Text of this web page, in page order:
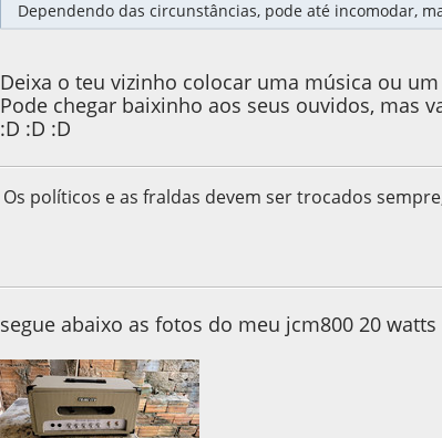
Dependendo das circunstâncias, pode até incomodar,
Deixa o teu vizinho colocar uma música ou
Pode chegar baixinho aos seus ouvidos, mas
:D :D :D
Os políticos e as fraldas devem ser trocados
segue abaixo as fotos do meu jcm800 20 watts